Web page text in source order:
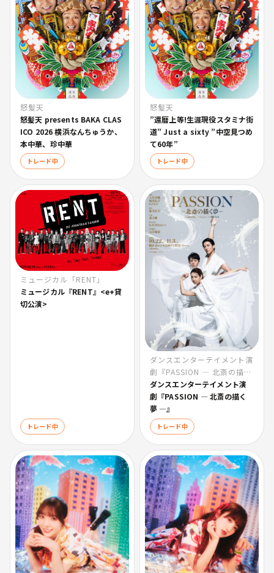
怒髪天
怒髪天 presents BAKA CLAS
ICO 2026 横浜なんちゅうか、
本中華、珍中華
トレード中
怒髪天
”還暦上等!生涯現役スタミナ街
道” Just a sixty ”中空見つめ
て60年”
トレード中
ミュージカル「RENT」
ミュージカル『RENT』<e+貸
切公演>
トレード中
ダンスエンターテイメント演
劇『PASSION ― 北斎の描く
夢 ―』
ダンスエンターテイメント演
劇『PASSION ― 北斎の描く
夢 ―』
トレード中